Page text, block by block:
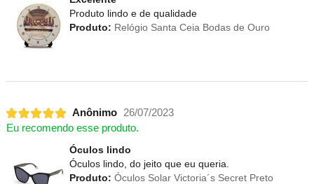
Produto lindo e de qualidade
Produto: Relógio Santa Ceia Bodas de Ouro
Anônimo 26/07/2023
Eu recomendo esse produto.
Óculos lindo
Óculos lindo, do jeito que eu queria.
Produto: Óculos Solar Victoria´s Secret Preto